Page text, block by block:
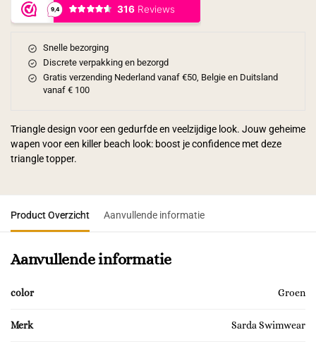
Snelle bezorging
Discrete verpakking en bezorgd
Gratis verzending Nederland vanaf €50, Belgie en Duitsland
vanaf € 100
Triangle design voor een gedurfde en veelzijdige look. Jouw geheime
wapen voor een killer beach look: boost je confidence met deze
triangle topper.
Product Overzicht Aanvullende informatie
Aanvullende informatie
color Groen
Merk Sarda Swimwear